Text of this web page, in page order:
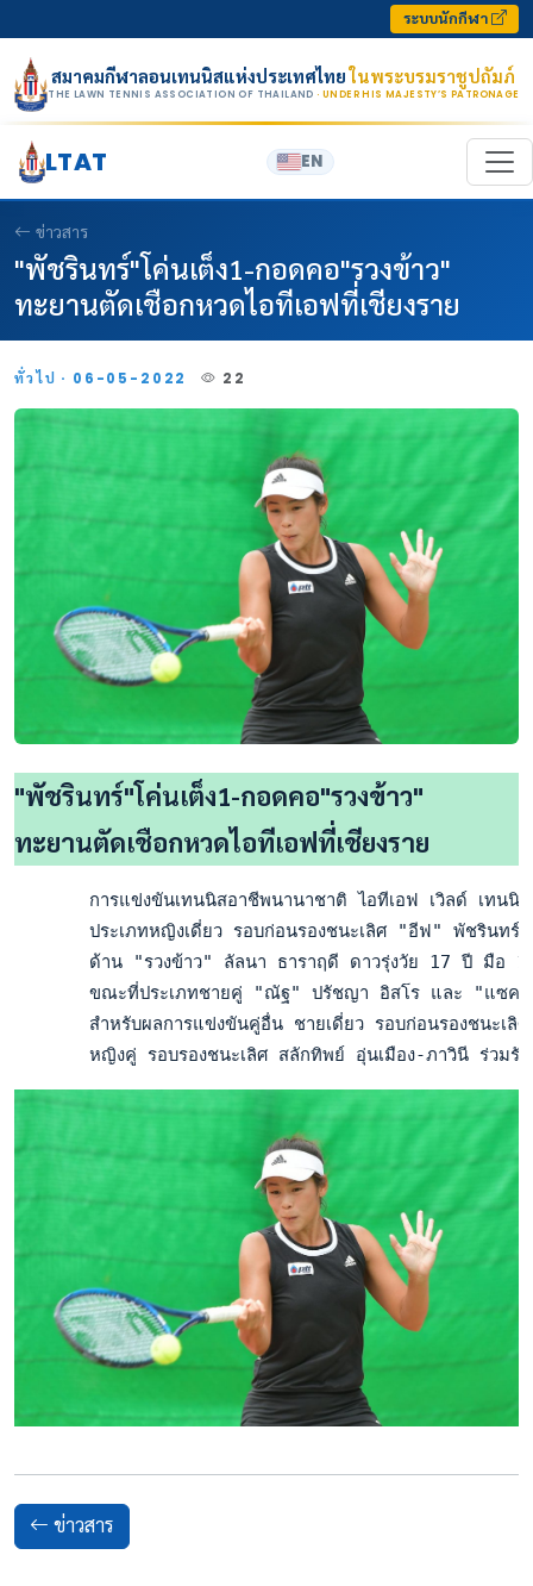
ระบบนักกีฬา
สมาคมกีฬาลอนเทนนิสแห่งประเทศไทยในพระบรมราชูปถัมภ์
THE LAWN TENNIS ASSOCIATION OF THAILAND · UNDER HIS MAJESTY’S PATRONAGE
LTAT EN
ข่าวสาร
"พัชรินทร์"โค่นเต็ง1-กอดคอ"รวงข้าว"
ทะยานตัดเชือกหวดไอทีเอฟที่เชียงราย
ทั่วไป · 06-05-2022 22
"พัชรินทร์"โค่นเต็ง1-กอดคอ"รวงข้าว"
ทะยานตัดเชือกหวดไอทีเอฟที่เชียงราย
การแข่งขันเทนนิสอาชีพนานาชาติ ไอทีเอฟ เวิลด์ เทนนิ
ประเภทหญิงเดี่ยว รอบก่อนรองชนะเลิศ "อีฟ" พัชรินท
ด้าน "รวงข้าว" ลัลนา ธาราฤดี ดาวรุ่งวัย 17 ปี มือ
ขณะที่ประเภทชายคู่ "ณัฐ" ปรัชญา อิสโร และ "แซค"
สำหรับผลการแข่งขันคู่อื่น ชายเดี่ยว รอบก่อนรองชนะเ
หญิงคู่ รอบรองชนะเลิศ สลักทิพย์ อุ่นเมือง-ภาวินี ร่วม
ข่าวสาร